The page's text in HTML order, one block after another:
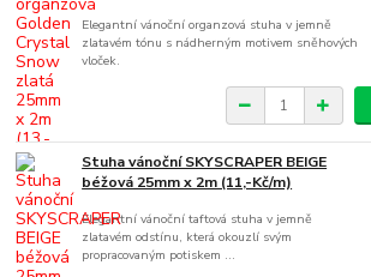
Elegantní vánoční organzová stuha v jemně
zlatavém tónu s nádherným motivem sněhových
vloček.
Stuha vánoční SKYSCRAPER BEIGE
béžová 25mm x 2m (11,-Kč/m)
Elegantní vánoční taftová stuha v jemně
zlatavém odstínu, která okouzlí svým
propracovaným potiskem ...